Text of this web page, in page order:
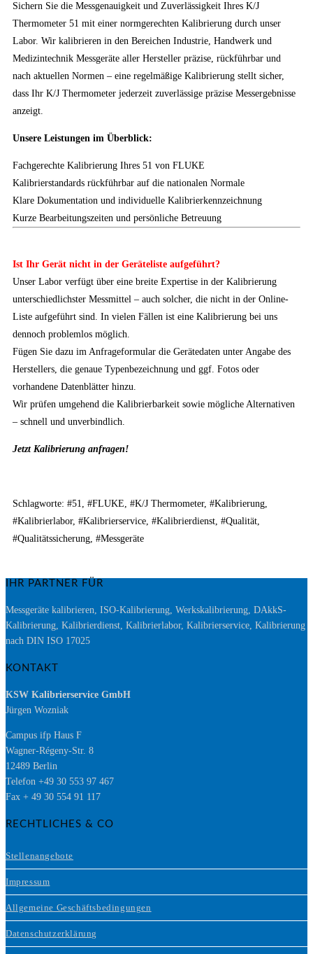
Sichern Sie die Messgenauigkeit und Zuverlässigkeit Ihres K/J
Thermometer 51 mit einer normgerechten Kalibrierung durch unser
Labor. Wir kalibrieren in den Bereichen Industrie, Handwerk und
Medizintechnik Messgeräte aller Hersteller präzise, rückführbar und
nach aktuellen Normen – eine regelmäßige Kalibrierung stellt sicher,
dass Ihr K/J Thermometer jederzeit zuverlässige präzise Messergebnisse
anzeigt.
Unsere Leistungen im Überblick:
Fachgerechte Kalibrierung Ihres 51 von FLUKE
Kalibrierstandards rückführbar auf die nationalen Normale
Klare Dokumentation und individuelle Kalibrierkennzeichnung
Kurze Bearbeitungszeiten und persönliche Betreuung
Ist Ihr Gerät nicht in der Geräteliste aufgeführt?
Unser Labor verfügt über eine breite Expertise in der Kalibrierung
unterschiedlichster Messmittel – auch solcher, die nicht in der Online-
Liste aufgeführt sind. In vielen Fällen ist eine Kalibrierung bei uns
dennoch problemlos möglich.
Fügen Sie dazu im Anfrageformular die Gerätedaten unter Angabe des
Herstellers, die genaue Typenbezeichnung und ggf. Fotos oder
vorhandene Datenblätter hinzu.
Wir prüfen umgehend die Kalibrierbarkeit sowie mögliche Alternativen
– schnell und unverbindlich.
Jetzt Kalibrierung anfragen!
Schlagworte: #51, #FLUKE, #K/J Thermometer, #Kalibrierung,
#Kalibrierlabor, #Kalibrierservice, #Kalibrierdienst, #Qualität,
#Qualitätssicherung, #Messgeräte
IHR PARTNER FÜR
Messgeräte kalibrieren, ISO-Kalibrierung, Werkskalibrierung, DAkkS-
Kalibrierung, Kalibrierdienst, Kalibrierlabor, Kalibrierservice, Kalibrierung
nach DIN ISO 17025
KONTAKT
KSW Kalibrierservice GmbH
Jürgen Wozniak
Campus ifp Haus F
Wagner-Régeny-Str. 8
12489 Berlin
Telefon +49 30 553 97 467
Fax + 49 30 554 91 117
RECHTLICHES & CO
Stellenangebote
Impressum
Allgemeine Geschäftsbedingungen
Datenschutzerklärung